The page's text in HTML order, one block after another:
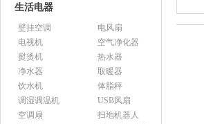
生活电器
壁挂空调
电风扇
电视机
空气净化器
熨烫机
热水器
净水器
取暖器
饮水机
体脂秤
调湿调温机
USB风扇
空调扇
扫地机器人